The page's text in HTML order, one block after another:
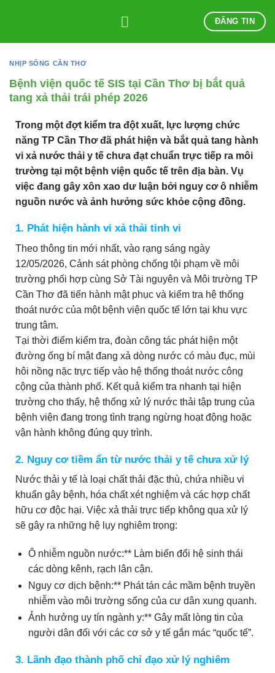
ĐĂNG TIN
NHỊP SỐNG CẦN THƠ
Bệnh viện quốc tế SIS tại Cần Thơ bị bắt quả
tang xả thải trái phép 2026
Trong một đợt kiểm tra đột xuất, lực lượng chức
năng TP Cần Thơ đã phát hiện và bắt quả tang hành
vi xả nước thải y tế chưa đạt chuẩn trực tiếp ra môi
trường tại một bệnh viện quốc tế trên địa bàn. Vụ
việc đang gây xôn xao dư luận bởi nguy cơ ô nhiễm
nguồn nước và ảnh hưởng sức khỏe cộng đồng.
1. Phát hiện hành vi xả thải tinh vi
Theo thông tin mới nhất, vào rạng sáng ngày
12/05/2026, Cảnh sát phòng chống tội phạm về môi
trường phối hợp cùng Sở Tài nguyên và Môi trường TP
Cần Thơ đã tiến hành mật phục và kiểm tra hệ thống
thoát nước của một bệnh viện quốc tế lớn tại khu vực
trung tâm.
Tại thời điểm kiểm tra, đoàn công tác phát hiện một
đường ống bí mật đang xả dòng nước có màu đục, mùi
hôi nồng nặc trực tiếp vào hệ thống thoát nước công
cộng của thành phố. Kết quả kiểm tra nhanh tại hiện
trường cho thấy, hệ thống xử lý nước thải tập trung của
bệnh viện đang trong tình trạng ngừng hoạt động hoặc
vận hành không đúng quy trình.
2. Nguy cơ tiềm ẩn từ nước thải y tế chưa xử lý
Nước thải y tế là loại chất thải đặc thù, chứa nhiều vi
khuẩn gây bệnh, hóa chất xét nghiệm và các hợp chất
hữu cơ độc hại. Việc xả thải trực tiếp không qua xử lý
sẽ gây ra những hệ lụy nghiêm trọng:
Ô nhiễm nguồn nước:** Làm biến đổi hệ sinh thái
các dòng kênh, rạch lân cận.
Nguy cơ dịch bệnh:** Phát tán các mầm bệnh truyền
nhiễm vào môi trường sống của cư dân xung quanh.
Ảnh hưởng uy tín ngành y:** Gây mất lòng tin của
người dân đối với các cơ sở y tế gắn mác “quốc tế”.
3. Lãnh đạo thành phố chỉ đạo xử lý nghiêm